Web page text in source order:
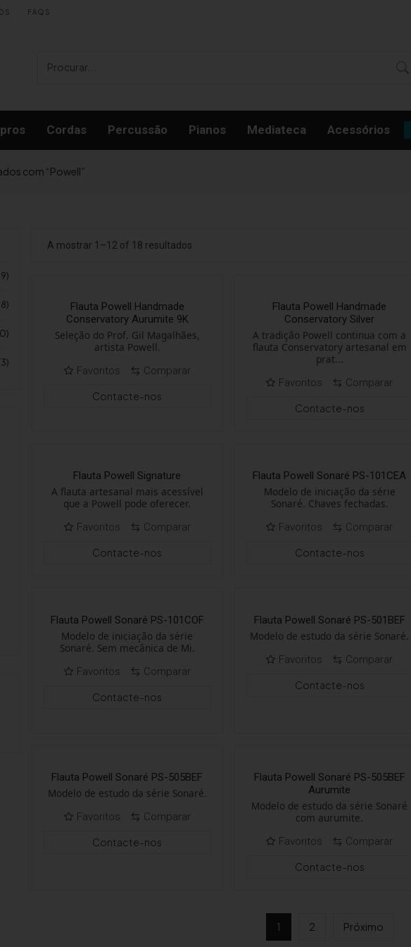
FAQS
Cordas Percussão Pianos Mediateca Acessórios
com “Powell”
A mostrar 1–12 of 18 resultados
Flauta Powell Handmade
Conservatory Aurumite 9K
Seleção do Prof. Gil Magalhães,
artista Powell.
Favoritos
Comparar
Contacte-nos
Flauta Powell Handmade
Conservatory Silver
A tradição Powell continua com a
flauta Conservatory artesanal em
prat...
Favoritos
Comparar
Contacte-nos
Flauta Powell Signature
A flauta artesanal mais acessível
que a Powell pode oferecer.
Favoritos
Comparar
Contacte-nos
Flauta Powell Sonaré PS-101CEA
Modelo de iniciação da série
Sonaré. Chaves fechadas.
Favoritos
Comparar
Contacte-nos
Flauta Powell Sonaré PS-101COF
Modelo de iniciação da série
Sonaré. Sem mecânica de Mi.
Favoritos
Comparar
Contacte-nos
Flauta Powell Sonaré PS-501BEF
Modelo de estudo da série Sonaré.
Favoritos
Comparar
Contacte-nos
Flauta Powell Sonaré PS-505BEF
Modelo de estudo da série Sonaré.
Favoritos
Comparar
Contacte-nos
Flauta Powell Sonaré PS-505BEF
Aurumite
Modelo de estudo da série Sonaré
com aurumite.
Favoritos
Comparar
Contacte-nos
1 2 Próximo